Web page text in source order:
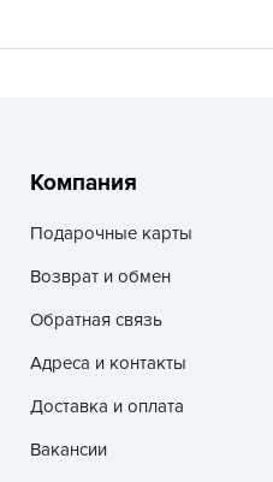
Агрофирма
агрофирма
АГРОЭЛИТА
АЭЛИТА
Компания
Подарочные карты
Возврат и обмен
Обратная связь
Адреса и контакты
Доставка и оплата
Вакансии